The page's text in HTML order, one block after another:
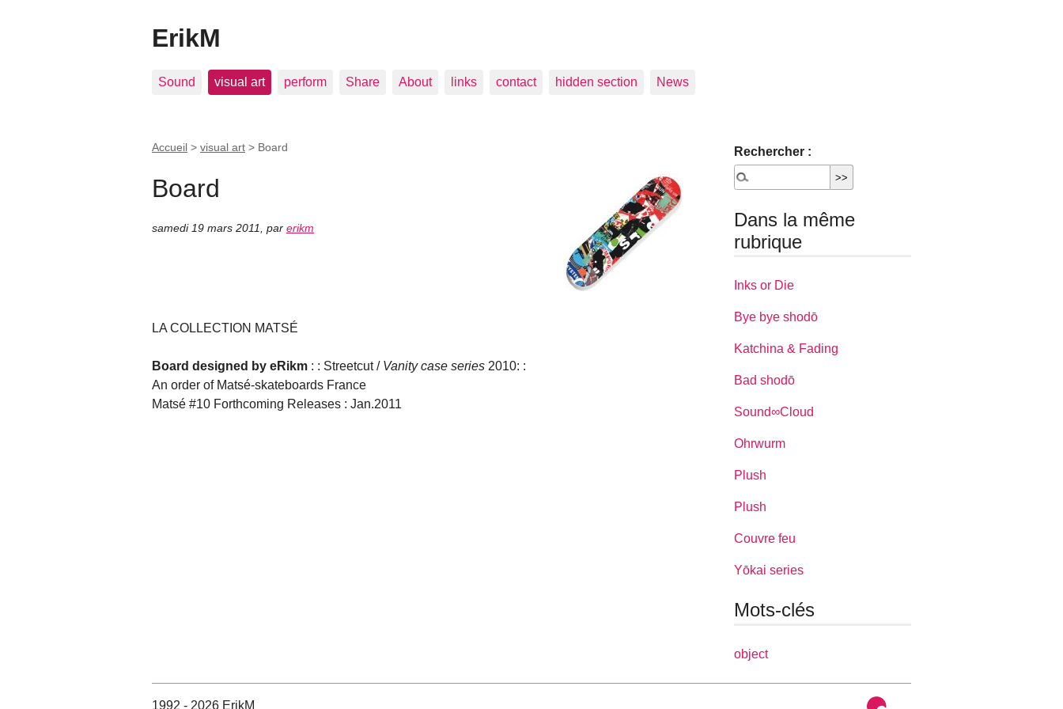
ErikM
Sound visual art perform Share About links contact hidden section News
Accueil > visual art > Board
Board
samedi 19 mars 2011 par erikm
LA COLLECTION MATSÉ
Board designed by eRikm : : Streetcut / Vanity case series 2010: :
An order of Matsé-skateboards France
Matsé #10 Forthcoming Releases : Jan.2011
Rechercher :
Dans la même
rubrique
Inks or Die
Bye bye shodō
Katchina & Fading
Bad shodō
Sound∞Cloud
Ohrwurm
Plush
Plush
Couvre feu
Yōkai series
Mots-clés
object
1992 - 2026 ErikM